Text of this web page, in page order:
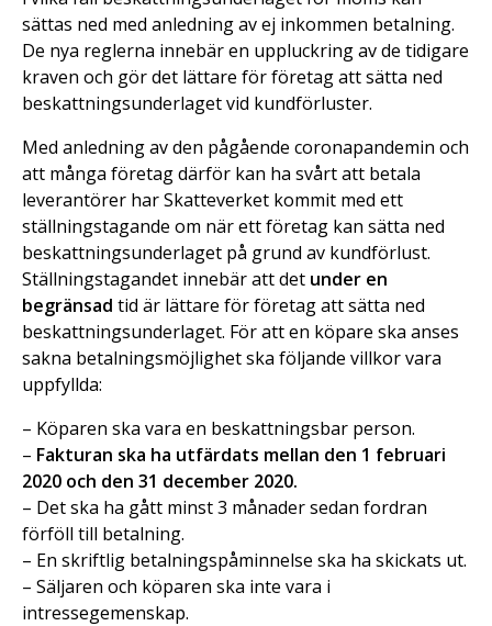
sättas ned med anledning av ej inkommen betalning.
De nya reglerna innebär en uppluckring av de tidigare
kraven och gör det lättare för företag att sätta ned
beskattningsunderlaget vid kundförluster.
Med anledning av den pågående coronapandemin och
att många företag därför kan ha svårt att betala
leverantörer har Skatteverket kommit med ett
ställningstagande om när ett företag kan sätta ned
beskattningsunderlaget på grund av kundförlust.
Ställningstagandet innebär att det under en
begränsad tid är lättare för företag att sätta ned
beskattningsunderlaget. För att en köpare ska anses
sakna betalningsmöjlighet ska följande villkor vara
uppfyllda:
– Köparen ska vara en beskattningsbar person.
– Fakturan ska ha utfärdats mellan den 1 februari
2020 och den 31 december 2020.
– Det ska ha gått minst 3 månader sedan fordran
förföll till betalning.
– En skriftlig betalningspåminnelse ska ha skickats ut.
– Säljaren och köparen ska inte vara i
intressegemenskap.